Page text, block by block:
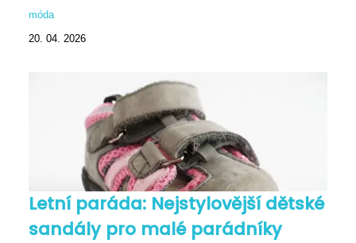
móda
20. 04. 2026
Letní paráda: Nejstylovější dětské
sandály pro malé parádníky